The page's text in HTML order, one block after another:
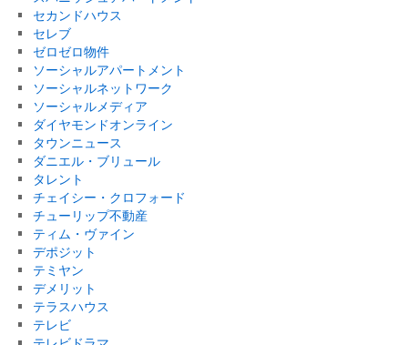
セカンドハウス
セレブ
ゼロゼロ物件
ソーシャルアパートメント
ソーシャルネットワーク
ソーシャルメディア
ダイヤモンドオンライン
タウンニュース
ダニエル・ブリュール
タレント
チェイシー・クロフォード
チューリップ不動産
ティム・ヴァイン
デポジット
テミヤン
デメリット
テラスハウス
テレビ